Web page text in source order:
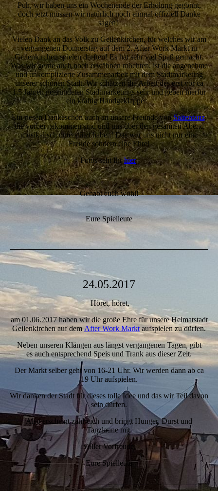
Puh, wir haben uns ein Wochenende der Erholung gegönnt,
doch jetzt müssen wir natürlich noch einmal offiziell Danke
sagen!
Vielen Dank an das Volk zu Geilenkirchen, für welches wir am
vergangenen Donnerstag auf dem 2. After Work Markt in
Geilenkirchen spielen durften! Es hat sehr viel Spaß gemacht.
Was wir gerne auch noch erwähnen möchten, ist die angenehme
und unkomplizierte Zusammenarbeit mit dem Stadtmarketing
unserer schönen Stadt. Wir schätzen die Arbeit des erst vor ca
1,5 Jahren gegründeten Stadtmarketings sehr und geben hierfür
ein kräftig Handgeklapper.
Ein riesen Dankeschön auch an unsere Freunde vonSaitentanz,
die vorbei gekommen sind und uns über den gesamten Abend
musikalisch unterstützt haben! Das war uns nicht nur eine
Freude sondern eine Ehre!
Fotos seht Ihrhier
Gehabt euch wohl!
Eure Spielleute
24.05.2017
Höret, höret,
am 01.06.2017 haben wir die große Ehre für unsere Heimatstadt
Geilenkirchen auf demAfter Work Marktaufspielen zu dürfen.
Neben unseren Klängen aus längst vergangenen Tagen, gibt
es auch entsprechend Speis und Trank aus dieser Zeit.
Der Markt selber geht von 16-21 Uhr. Wir werden dann ab ca
19 Uhr aufspielen.
Wir danken der Stadt für dieses tolle Idee und das wir Teil davon
sein dürfen.
Also erscheint zahlreich und bringt Hunger, Durst und
Tanzlaune mit.
Voller Vorfreude,
Eure Spielleute